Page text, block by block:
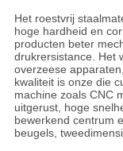
Het roestvrij
hoge hardheid en
producten beter
drukrersistance. Het
overzeese
kwaliteit is onze die
machine zoals CNC
uitgerust, hoge
bewerkend centrum
beugels,